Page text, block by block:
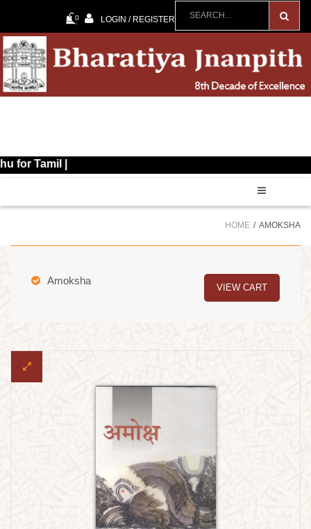
0 LOGIN / REGISTER
|
HOME AMOKSHA
Amoksha
VIEW CART